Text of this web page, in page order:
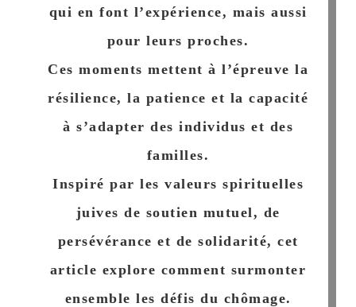
qui en font l’expérience, mais aussi
pour leurs proches.
Ces moments mettent à l’épreuve la
résilience, la patience et la capacité
à s’adapter des individus et des
familles.
Inspiré par les valeurs spirituelles
juives de soutien mutuel, de
persévérance et de solidarité, cet
article explore comment surmonter
ensemble les défis du chômage.